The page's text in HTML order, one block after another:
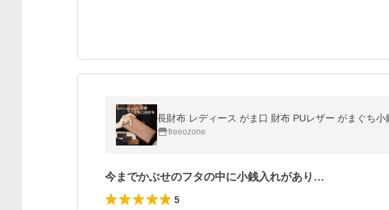
長財布 レディース がま口 財布 PUレザー がまぐち
freeozone
今までかぶせのフタの中に小銭入れがあり…
5